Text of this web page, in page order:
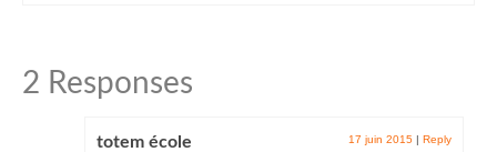
2 Responses
totem école 17 juin 2015 | Reply